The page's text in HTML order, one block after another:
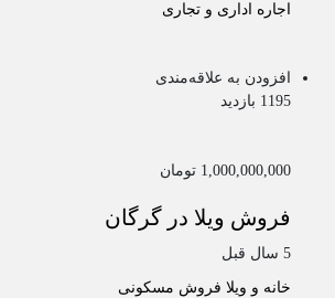
اجاره اداری و تجاری
افزودن به علاقه‌مندی
1195 بازدید
1,000,000,000 تومان
فروش ویلا در گرگان
5 سال قبل
خانه و ویلا فروش مسکونی